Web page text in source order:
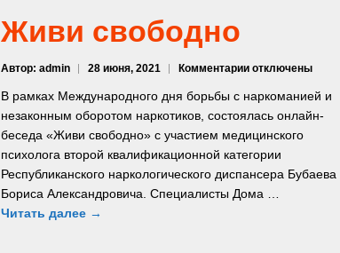
Живи свободно
Автор: admin 28 июня, 2021 Комментариик
Живи
свободно
отключены
В рамках Международного дня борьбы с наркоманией и
незаконным оборотом наркотиков, состоялась онлайн-
беседа «Живи свободно» с участием медицинского
психолога второй квалификационной категории
Республиканского наркологического диспансера Бубаева
Бориса Александровича. Специалисты Дома …
Читать далее →